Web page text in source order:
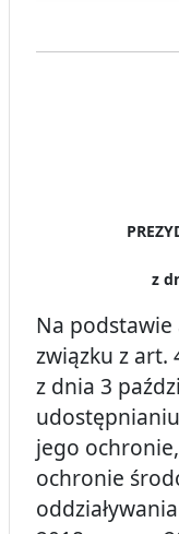
z
Na
związku z art.
z dnia 3
jego
ochronie